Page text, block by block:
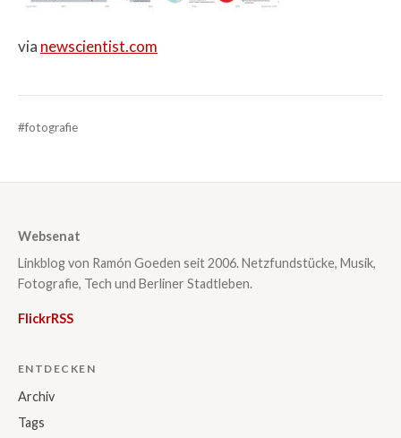
via newscientist.com
#fotografie
Websenat
Linkblog von Ramón Goeden seit 2006. Netzfundstücke, Musik,
Fotografie, Tech und Berliner Stadtleben.
FlickrRSS
ENTDECKEN
Archiv
Tags